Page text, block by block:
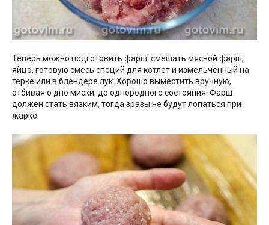
Теперь можно подготовить фарш: смешать мясной фарш,
яйцо, готовую смесь специй для котлет и измельчённый на
терке или в блендере лук. Хорошо выместить вручную,
отбивая о дно миски, до однородного состояния. Фарш
должен стать вязким, тогда зразы не будут лопаться при
жарке.